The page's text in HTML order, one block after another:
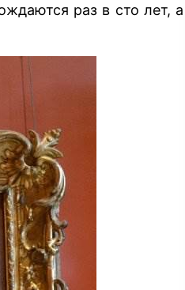
раз в сто лет, а